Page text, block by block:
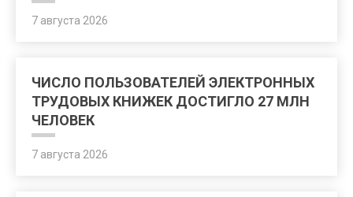
7 августа 2026
ЧИСЛО ПОЛЬЗОВАТЕЛЕЙ ЭЛЕКТРОННЫХ
ТРУДОВЫХ КНИЖЕК ДОСТИГЛО 27 МЛН
ЧЕЛОВЕК
7 августа 2026